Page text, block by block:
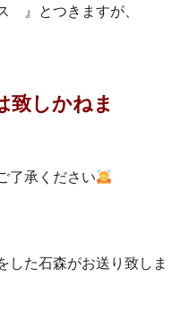
』とつきますが、
致しかねま
了承ください
した石森がお送り致しま